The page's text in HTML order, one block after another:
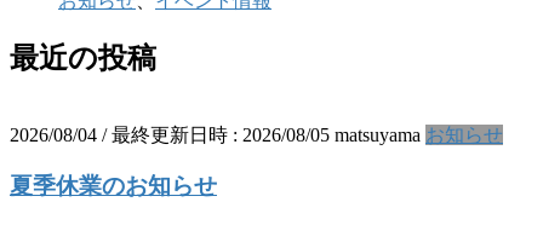
最近の投稿
2026/08/04 / 最終更新日時 : 2026/08/05 matsuyama お知らせ
夏季休業のお知らせ